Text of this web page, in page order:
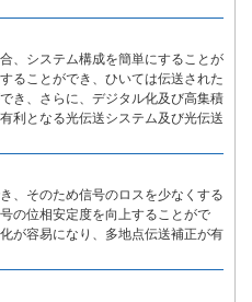
、システム構成を簡単にすることが
ることができ、ひいては伝送された
き、さらに、デジタル化及び高集積
利となる光伝送システム及び光伝送
、そのため信号のロスを少なくする
の位相安定度を向上することがで
が容易になり、多地点伝送補正が有